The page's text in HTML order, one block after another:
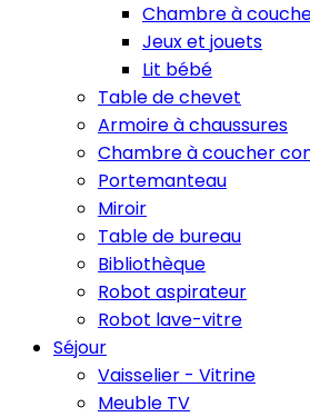
Chambre à
Jeux et jouets
Lit bébé
Table de chevet
Armoire à chaussures
Chambre à coucher
Portemanteau
Miroir
Table de bureau
Bibliothèque
Robot aspirateur
Robot lave-vitre
Séjour
Vaisselier - Vitrine
Meuble TV